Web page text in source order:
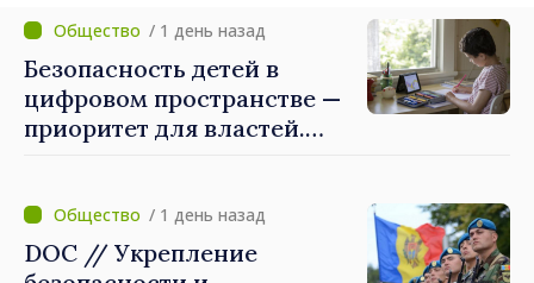
приоритетном режиме
/ 1 день назад
Безопасность детей в
цифровом пространстве —
приоритет для властей.
которые будут их
защищать»
/ 1 день назад
DOC // Укрепление